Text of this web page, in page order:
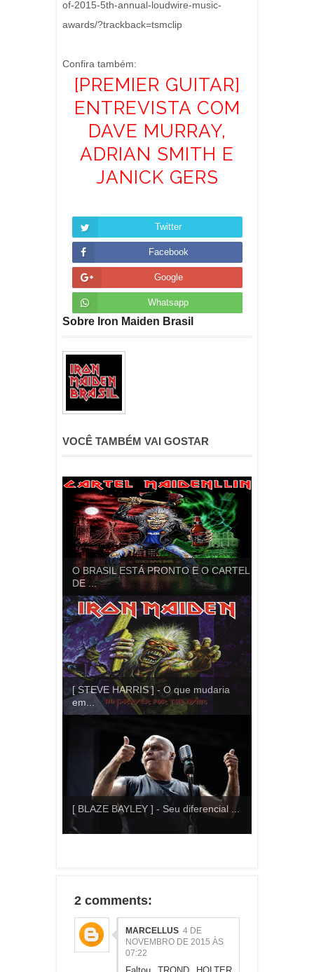
of-2015-5th-annual-loudwire-music-
awards/?trackback=tsmclip
Confira também:
[PREMIER GUITAR]
ENTREVISTA COM
DAVE MURRAY,
ADRIAN SMITH E
JANICK GERS
Twitter
Facebook
Google
Whatsapp
Sobre Iron Maiden Brasil
VOCÊ TAMBÉM VAI GOSTAR
O BRASIL ESTÁ PRONTO E O CARTEL
DE ...
[ STEVE HARRIS ] - O que mudaria
em...
[ BLAZE BAYLEY ] - Seu diferencial ...
2 comments:
MARCELLUS 4 DE
NOVEMBRO DE 2015 ÀS
07:22